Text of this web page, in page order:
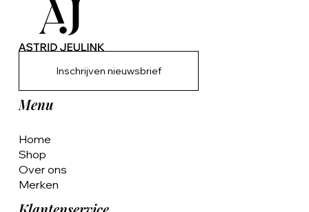
Inschrijven nieuwsbrief
Menu
Home
Shop
Over ons
Merken